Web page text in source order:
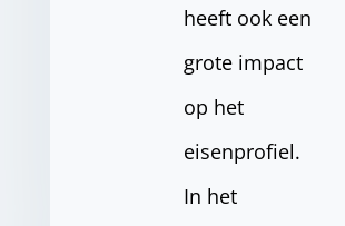
heeft ook een
grote impact
op het
eisenprofiel.
In het